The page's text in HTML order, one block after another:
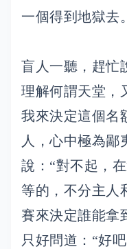
一個得到地獄去。
盲人一聽，趕忙
理解何謂天堂，
我來決定這個名
人，心中極為鄙
說：“對不起，
等的，不分主人
賽來決定誰能拿
只好問道：“好